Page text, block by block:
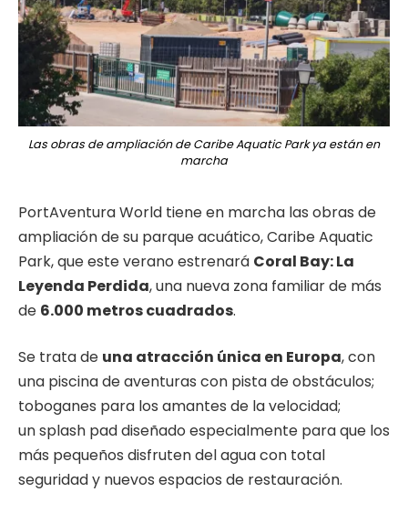
Las obras de ampliación de Caribe Aquatic Park ya están en
marcha
PortAventura World tiene en marcha las obras de
ampliación de su parque acuático, Caribe Aquatic
Park, que este verano estrenará Coral Bay: La
Leyenda Perdida, una nueva zona familiar de más
de 6.000 metros cuadrados.
Se trata de una atracción única en Europa, con
una piscina de aventuras con pista de obstáculos;
toboganes para los amantes de la velocidad;
un splash pad diseñado especialmente para que los
más pequeños disfruten del agua con total
seguridad y nuevos espacios de restauración.